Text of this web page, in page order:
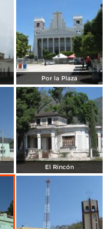
Por la Plaza
El Rincón